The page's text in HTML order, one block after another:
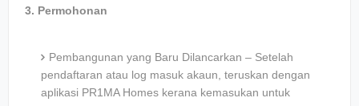
3. Permohonan
Pembangunan yang Baru Dilancarkan – Setelah
pendaftaran atau log masuk akaun, teruskan dengan
aplikasi PR1MA Homes kerana kemasukan untuk